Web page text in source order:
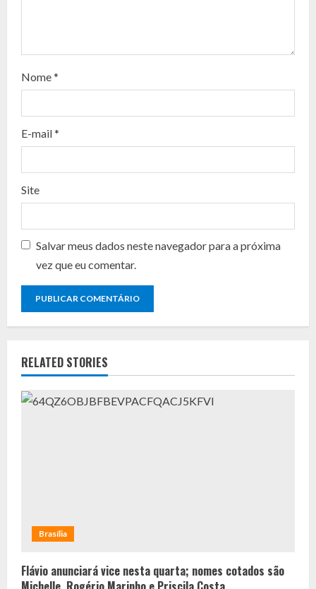
a
d
n
g
Nome*
E-mail*
Site
Salvar meus dados neste navegador para a próxima
vez que eu comentar.
RELATED STORIES
Brasília
Flávio anunciará vice nesta quarta; nomes cotados são